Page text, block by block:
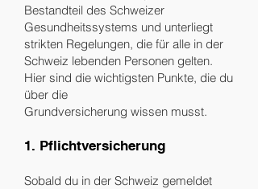
Bestandteil des Schweizer
Gesundheitssystems und unterliegt
strikten Regelungen, die für alle in der
Schweiz lebenden Personen gelten.
Hier sind die wichtigsten Punkte, die du
über die
Grundversicherung wissen musst.
1. Pflichtversicherung
Sobald du in der Schweiz gemeldet